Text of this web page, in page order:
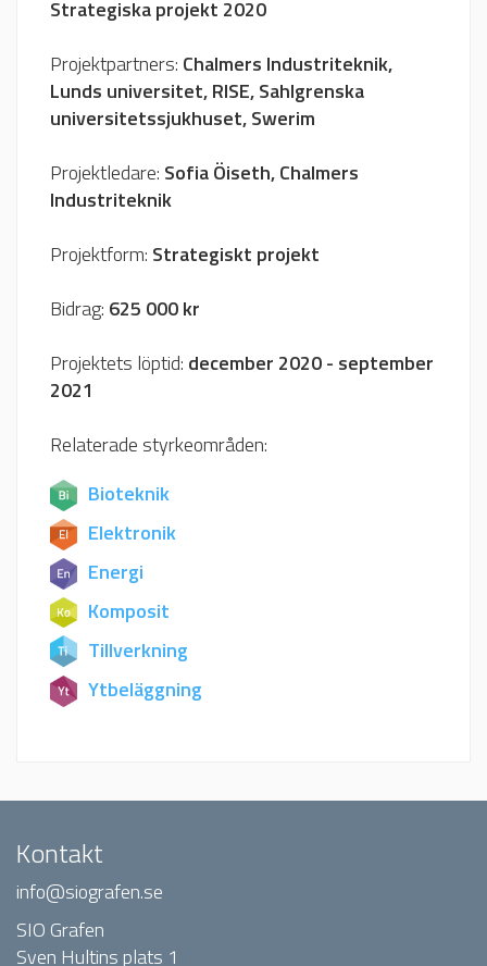
Strategiska projekt 2020
Projektpartners: Chalmers Industriteknik,
Lunds universitet, RISE, Sahlgrenska
universitetssjukhuset, Swerim
Projektledare: Sofia Öiseth, Chalmers
Industriteknik
Projektform: Strategiskt projekt
Bidrag: 625 000 kr
Projektets löptid: december 2020 - september
2021
Relaterade styrkeområden:
Bioteknik
Elektronik
Energi
Komposit
Tillverkning
Ytbeläggning
Kontakt
info@siografen.se
SIO Grafen
Sven Hultins plats 1